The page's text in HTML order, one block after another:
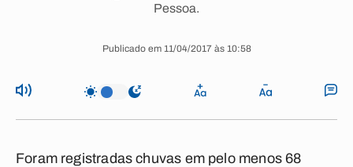
Pessoa.
Publicado em 11/04/2017 às 10:58
Foram registradaschuvas em pelo menos 68